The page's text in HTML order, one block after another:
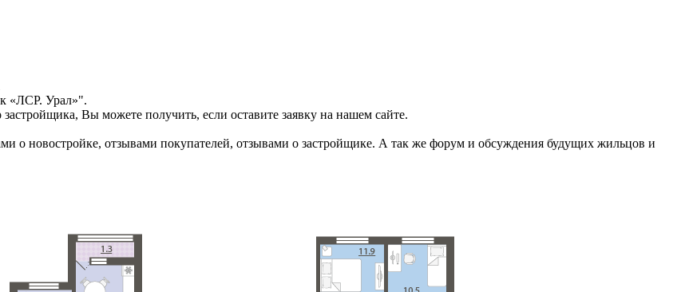
«ЛСР. Урал»".
Вы можете получить, если оставите заявку на нашем сайте.
о новостройке, отзывами покупателей, отзывами о застройщике. А так же форум и обсуждения будущих жильцов и